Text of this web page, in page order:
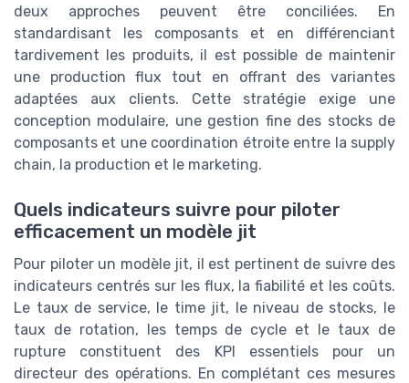
deux approches peuvent être conciliées. En
standardisant les composants et en différenciant
tardivement les produits, il est possible de maintenir
une production flux tout en offrant des variantes
adaptées aux clients. Cette stratégie exige une
conception modulaire, une gestion fine des stocks de
composants et une coordination étroite entre la supply
chain, la production et le marketing.
Quels indicateurs suivre pour piloter
efficacement un modèle jit
Pour piloter un modèle jit, il est pertinent de suivre des
indicateurs centrés sur les flux, la fiabilité et les coûts.
Le taux de service, le time jit, le niveau de stocks, le
taux de rotation, les temps de cycle et le taux de
rupture constituent des KPI essentiels pour un
directeur des opérations. En complétant ces mesures